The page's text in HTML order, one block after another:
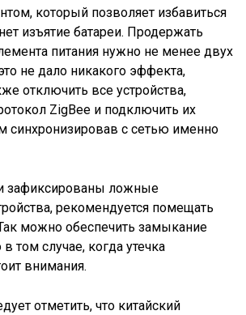
который позволяет избавиться
изъятие батареи. Продержать
питания нужно не менее двух
не дало никакого эффекта,
отключить все устройства,
ZigBee и подключить их
синхронизировав с сетью именно
зафиксированы ложные
рекомендуется помещать
можно обеспечить замыкание
том случае, когда утечка
внимания.
отметить, что китайский